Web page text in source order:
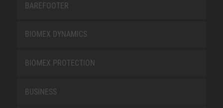
BAREFOOTER
BIOMEX DYNAMICS
BIOMEX PROTECTION
BUSINESS